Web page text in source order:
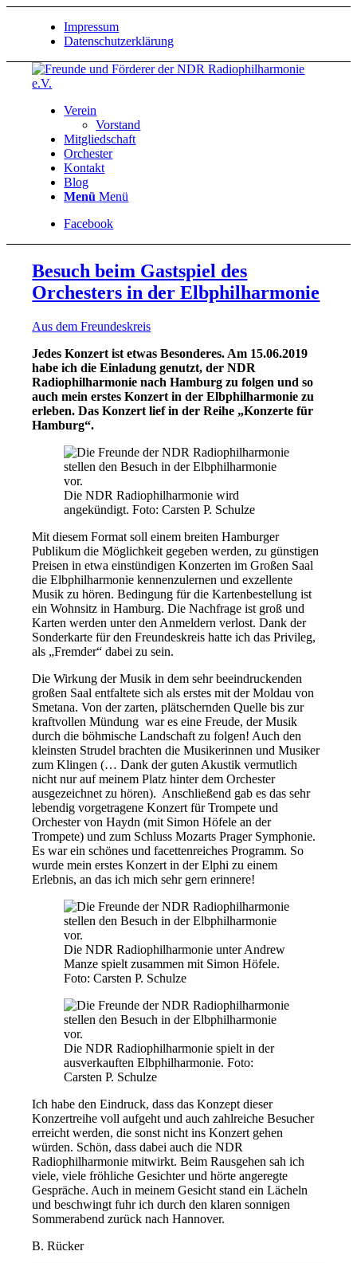
Impressum
Datenschutzerklärung
Verein
Vorstand
Mitgliedschaft
Orchester
Kontakt
Blog
Menü Menü
Facebook
Besuch beim Gastspiel des
Orchesters in der Elbphilharmonie
Aus dem Freundeskreis
Jedes Konzert ist etwas Besonderes. Am 15.06.2019
habe ich die Einladung genutzt, der NDR
Radiophilharmonie nach Hamburg zu folgen und so
auch mein erstes Konzert in der Elbphilharmonie zu
erleben. Das Konzert lief in der Reihe „Konzerte für
Hamburg“.
Die NDR Radiophilharmonie wird
angekündigt. Foto: Carsten P. Schulze
Mit diesem Format soll einem breiten Hamburger
Publikum die Möglichkeit gegeben werden, zu günstigen
Preisen in etwa einstündigen Konzerten im Großen Saal
die Elbphilharmonie kennenzulernen und exzellente
Musik zu hören. Bedingung für die Kartenbestellung ist
ein Wohnsitz in Hamburg. Die Nachfrage ist groß und
Karten werden unter den Anmeldern verlost. Dank der
Sonderkarte für den Freundeskreis hatte ich das Privileg,
als „Fremder“ dabei zu sein.
Die Wirkung der Musik in dem sehr beeindruckenden
großen Saal entfaltete sich als erstes mit der Moldau von
Smetana. Von der zarten, plätschernden Quelle bis zur
kraftvollen Mündung war es eine Freude, der Musik
durch die böhmische Landschaft zu folgen! Auch den
kleinsten Strudel brachten die Musikerinnen und Musiker
zum Klingen (… Dank der guten Akustik vermutlich
nicht nur auf meinem Platz hinter dem Orchester
ausgezeichnet zu hören). Anschließend gab es das sehr
lebendig vorgetragene Konzert für Trompete und
Orchester von Haydn (mit Simon Höfele an der
Trompete) und zum Schluss Mozarts Prager Symphonie.
Es war ein schönes und facettenreiches Programm. So
wurde mein erstes Konzert in der Elphi zu einem
Erlebnis, an das ich mich sehr gern erinnere!
Die NDR Radiophilharmonie unter Andrew
Manze spielt zusammen mit Simon Höfele.
Foto: Carsten P. Schulze
Die NDR Radiophilharmonie spielt in der
ausverkauften Elbphilharmonie. Foto:
Carsten P. Schulze
Ich habe den Eindruck, dass das Konzept dieser
Konzertreihe voll aufgeht und auch zahlreiche Besucher
erreicht werden, die sonst nicht ins Konzert gehen
würden. Schön, dass dabei auch die NDR
Radiophilharmonie mitwirkt. Beim Rausgehen sah ich
viele, viele fröhliche Gesichter und hörte angeregte
Gespräche. Auch in meinem Gesicht stand ein Lächeln
und beschwingt fuhr ich durch den klaren sonnigen
Sommerabend zurück nach Hannover.
B. Rücker